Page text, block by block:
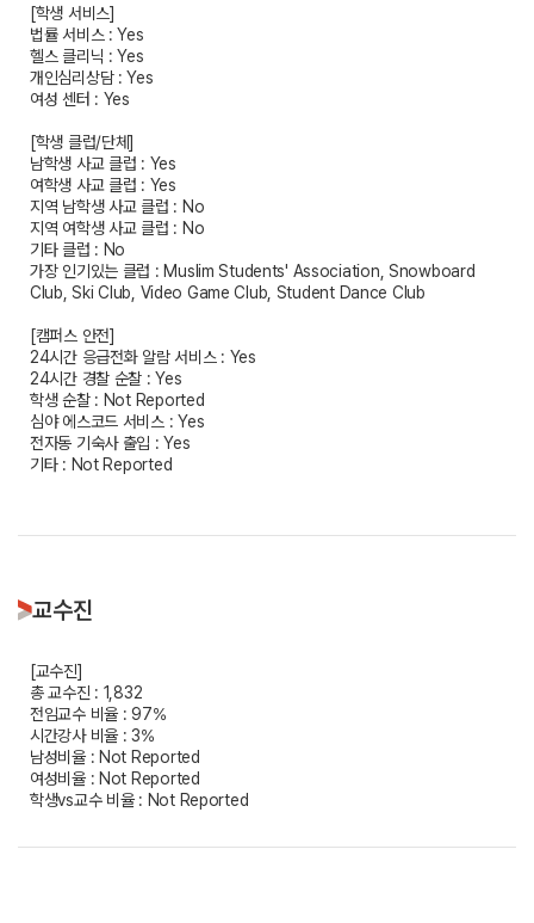
[학생 서비스]
법률 서비스 : Yes
헬스 클리닉 : Yes
개인심리상담 : Yes
여성 센터 : Yes
[학생 클럽/단체]
남학생 사교 클럽 : Yes
여학생 사교 클럽 : Yes
지역 남학생 사교 클럽 : No
지역 여학생 사교 클럽 : No
기타 클럽 : No
가장 인기있는 클럽 : Muslim Students' Association, Snowboard
Club, Ski Club, Video Game Club, Student Dance Club
[캠퍼스 안전]
24시간 응급전화 알람 서비스 : Yes
24시간 경찰 순찰 : Yes
학생 순찰 : Not Reported
심야 에스코드 서비스 : Yes
전자동 기숙사 출입 : Yes
기타 : Not Reported
교수진
[교수진]
총 교수진 : 1,832
전임교수 비율 : 97%
시간강사 비율 : 3%
남성비율 : Not Reported
여성비율 : Not Reported
학생vs교수 비율 : Not Reported